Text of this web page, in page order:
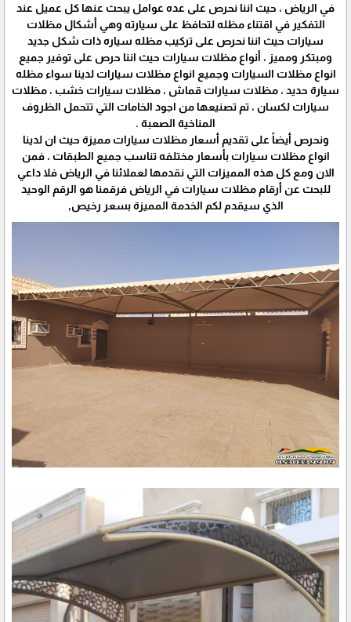
في الرياض ، حيث اننا نحرص على عده عوامل يبحث عنها كل عميل عند
التفكير في اقتناء مظله لتحافظ على سيارته وهي أشكال مظلات
سيارات حيث اننا نحرص على تركيب مظله سياره ذات شكل جديد
ومبتكر ومميز ، أنواع مظلات سيارات حيث اننا حرص على توفير جميع
انواع مظلات السيارات وجميع انواع مظلات سيارات لدينا سواء مظله
سيارة حديد ، مظلات سيارات قماش ، مظلات سيارات خشب ، مظلات
سيارات لكسان ، تم تصنيعها من اجود الخامات التي تتحمل الظروف
المناخية الصعبة .
ونحرص أيضاً على تقديم أسعار مظلات سيارات مميزة حيث ان لدينا
انواع مظلات سيارات بأسعار مختلفه تناسب جميع الطبقات ، فمن
الان ومع كل هذه المميزات التي نقدمها لعملائنا في الرياض فلا داعي
للبحث عن أرقام مظلات سيارات في الرياض فرقمنا هو الرقم الوحيد
الذي سيقدم لكم الخدمة المميزة بسعر رخيص,